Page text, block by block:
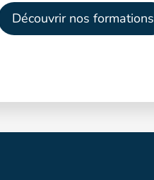
Découvrir nos formations